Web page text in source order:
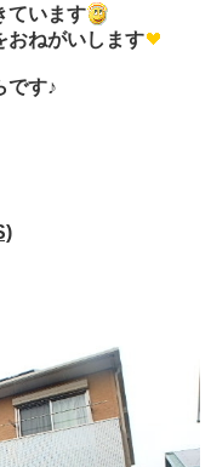
ています
おねがいします
です♪